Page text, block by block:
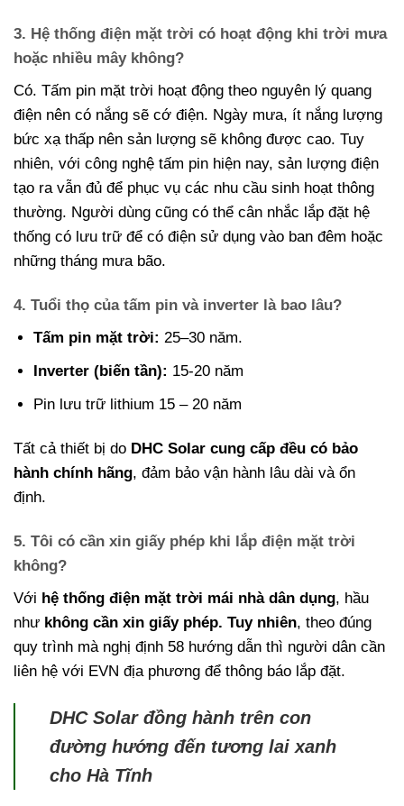
3. Hệ thống điện mặt trời có hoạt động khi trời mưa
hoặc nhiều mây không?
Có. Tấm pin mặt trời hoạt động theo nguyên lý quang
điện nên có nắng sẽ cớ điện. Ngày mưa, ít nắng lượng
bức xạ thấp nên sản lượng sẽ không được cao. Tuy
nhiên, với công nghệ tấm pin hiện nay, sản lượng điện
tạo ra vẫn đủ để phục vụ các nhu cầu sinh hoạt thông
thường. Người dùng cũng có thể cân nhắc lắp đặt hệ
thống có lưu trữ để có điện sử dụng vào ban đêm hoặc
những tháng mưa bão.
4. Tuổi thọ của tấm pin và inverter là bao lâu?
Tấm pin mặt trời: 25–30 năm.
Inverter (biến tần): 15-20 năm
Pin lưu trữ lithium 15 – 20 năm
Tất cả thiết bị do DHC Solar cung cấp đều có bảo
hành chính hãng, đảm bảo vận hành lâu dài và ổn
định.
5. Tôi có cần xin giấy phép khi lắp điện mặt trời
không?
Với hệ thống điện mặt trời mái nhà dân dụng, hầu
như không cần xin giấy phép. Tuy nhiên, theo đúng
quy trình mà nghị định 58 hướng dẫn thì người dân cần
liên hệ với EVN địa phương để thông báo lắp đặt.
DHC Solar đồng hành trên con
đường hướng đến tương lai xanh
cho Hà Tĩnh